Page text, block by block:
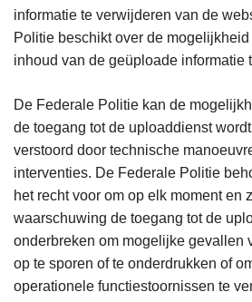
informatie te verwijderen van de
Politie beschikt over de
inhoud van de geüploade informatie
De Federale Politie kan de
de toegang tot de uploaddienst
verstoord door technische
interventies. De Federale Politie
het recht voor om op elk moment en
waarschuwing de toegang tot de
onderbreken om mogelijke gevallen
op te sporen of te onderdrukken of
operationele functiestoornissen te